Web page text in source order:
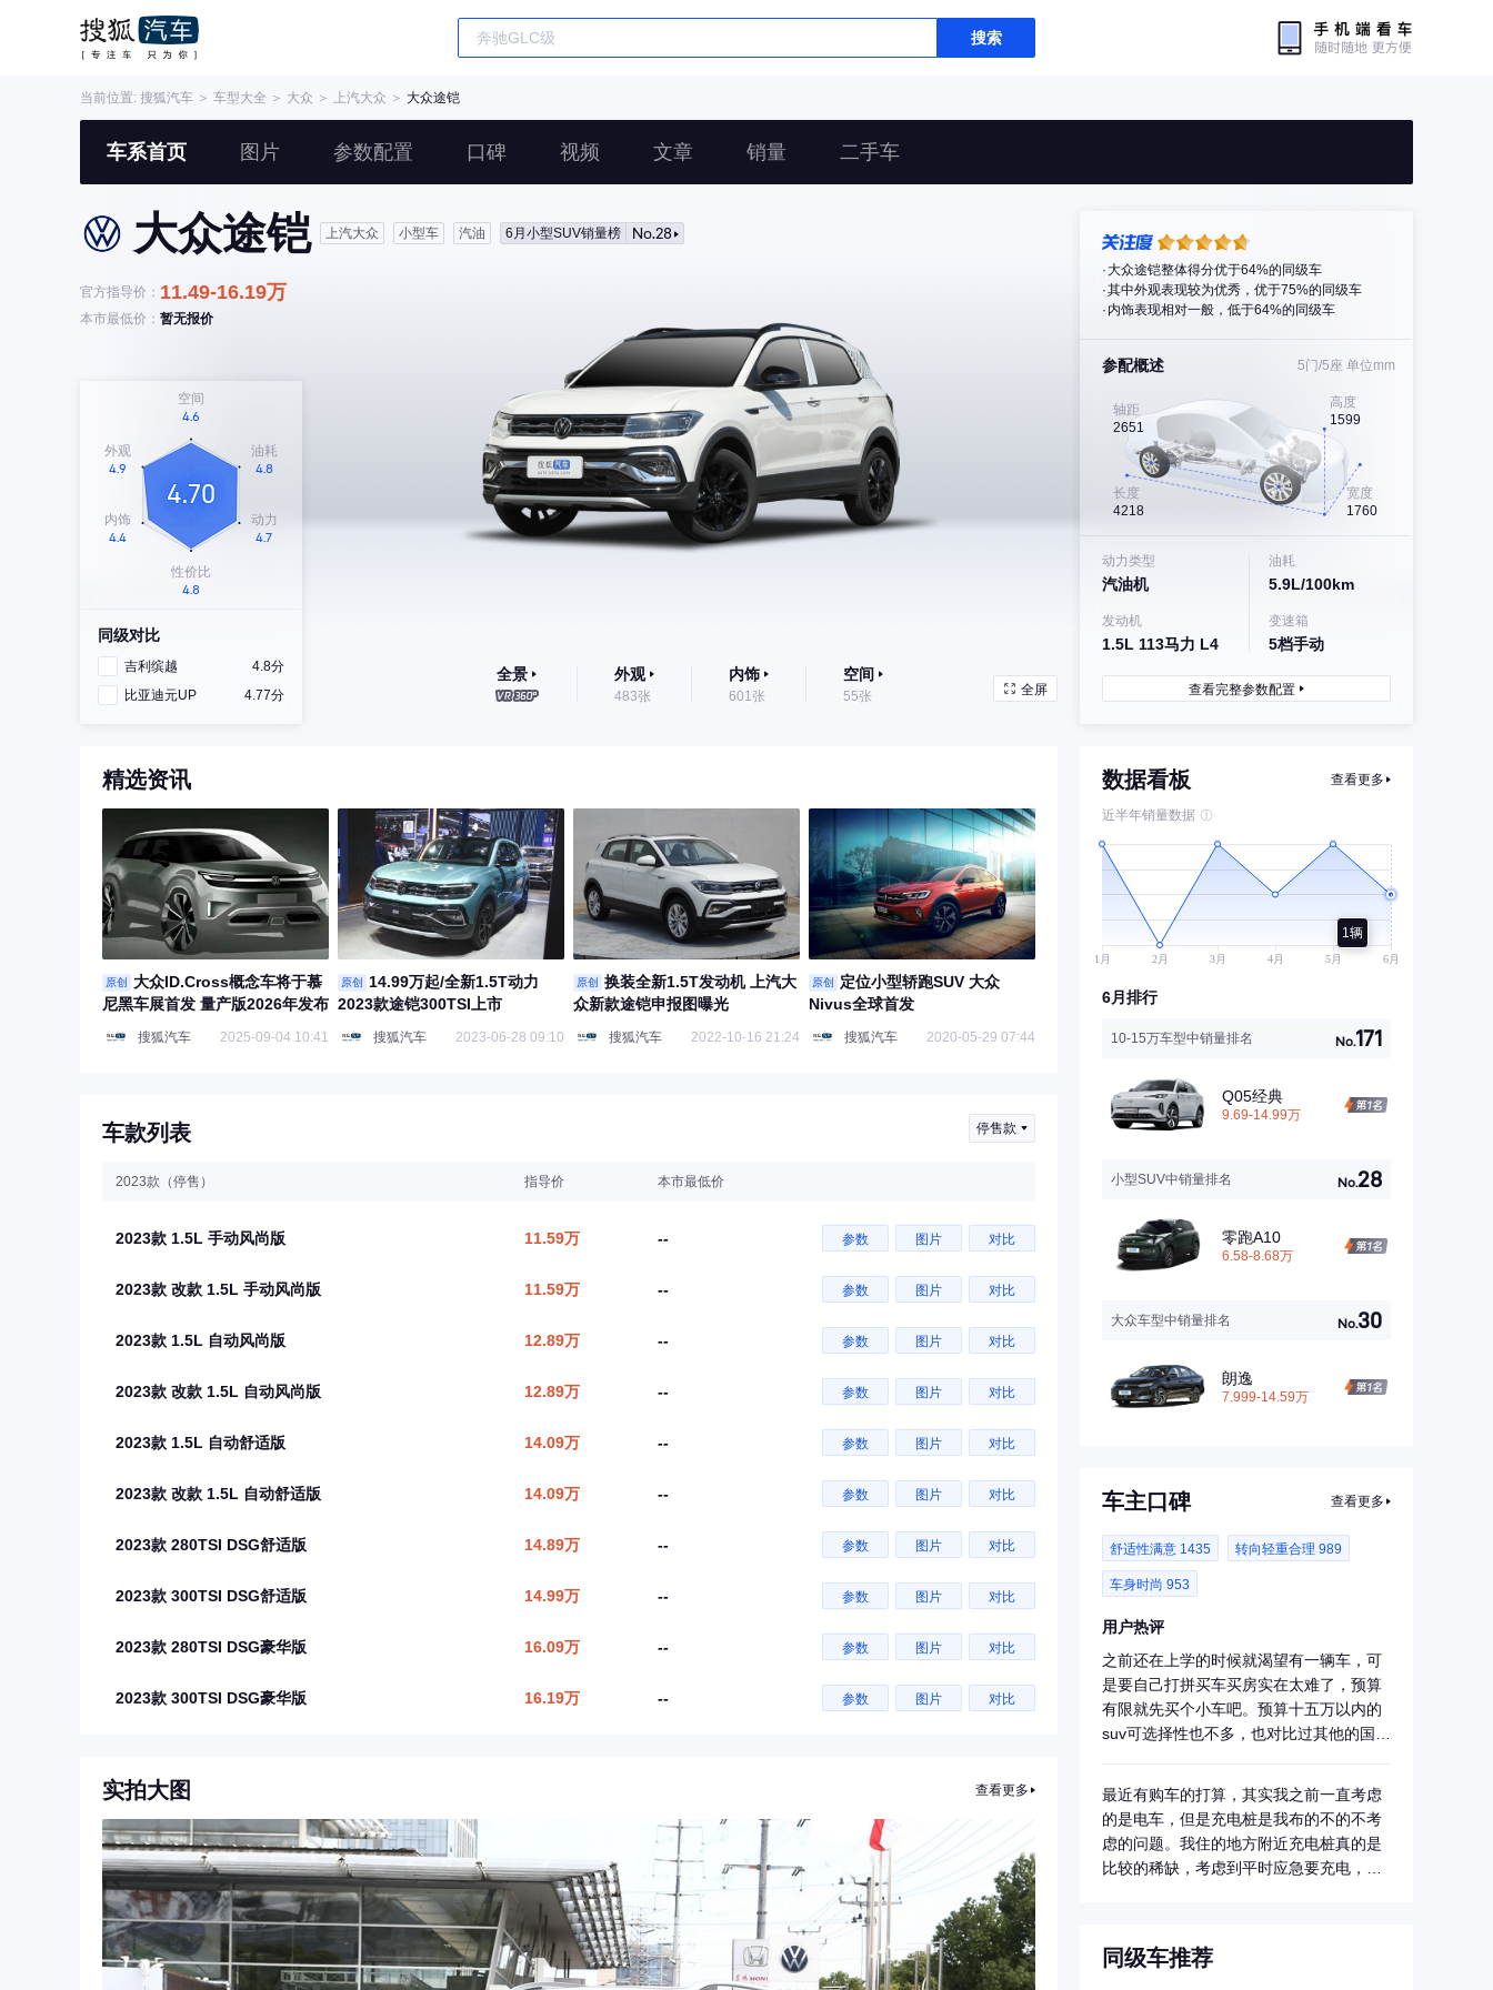
搜索
当前位置: 搜狐汽车 ＞ 车型大全 ＞ 大众 ＞ 上汽大众 ＞ 大众途铠
车系首页 图片 参数配置 口碑 视频 文章 销量 二手车
大众途铠 上汽大众 小型车 汽油 6月小型SUV销量榜 No.28
官方指导价： 11.49-16.19万
本市最低价： 暂无报价
同级对比
吉利缤越
4.8分
比亚迪元UP
4.77分
全景 外观
483张
内饰
601张
空间
55张 全屏
大众途铠整体得分优于64%的同级车
其中外观表现较为优秀，优于75%的同级车
内饰表现相对一般，低于64%的同级车
参配概述 5门/5座 单位mm
轴距
2651
高度
1599
长度
4218
宽度
1760
动力类型
汽油机
油耗
5.9L/100km
发动机
1.5L 113马力 L4
变速箱
5档手动
查看完整参数配置
精选资讯
原创
大众ID.Cross概念车将于慕
尼黑车展首发 量产版2026年发布
搜狐汽车 2025-09-04 10:41
原创
14.99万起/全新1.5T动力
2023款途铠300TSI上市
搜狐汽车 2023-06-28 09:10
原创
换装全新1.5T发动机 上汽大
众新款途铠申报图曝光
搜狐汽车 2022-10-16 21:24
原创
定位小型轿跑SUV 大众
Nivus全球首发
搜狐汽车 2020-05-29 07:44
车款列表 停售款
2023款（停售） 指导价 本市最低价
2023款 1.5L 手动风尚版 11.59万 -- 参数 图片 对比
2023款 改款 1.5L 手动风尚版 11.59万 -- 参数 图片 对比
2023款 1.5L 自动风尚版 12.89万 -- 参数 图片 对比
2023款 改款 1.5L 自动风尚版 12.89万 -- 参数 图片 对比
2023款 1.5L 自动舒适版 14.09万 -- 参数 图片 对比
2023款 改款 1.5L 自动舒适版 14.09万 -- 参数 图片 对比
2023款 280TSI DSG舒适版 14.89万 -- 参数 图片 对比
2023款 300TSI DSG舒适版 14.99万 -- 参数 图片 对比
2023款 280TSI DSG豪华版 16.09万 -- 参数 图片 对比
2023款 300TSI DSG豪华版 16.19万 -- 参数 图片 对比
实拍大图 查看更多
数据看板 查看更多
近半年销量数据
1辆
6月排行
10-15万车型中销量排名 No.171
Q05经典
9.69-14.99万
小型SUV中销量排名 No.28
零跑A10
6.58-8.68万
大众车型中销量排名 No.30
朗逸
7.999-14.59万
车主口碑 查看更多
舒适性满意 1435 转向轻重合理 989
车身时尚 953
用户热评
之前还在上学的时候就渴望有一辆车，可
是要自己打拼买车买房实在太难了，预算
有限就先买个小车吧。预算十五万以内的
suv可选择性也不多，也对比过其他的国产
最近有购车的打算，其实我之前一直考虑
的是电车，但是充电桩是我布的不的不考
虑的问题。我住的地方附近充电桩真的是
比较的稀缺，考虑到平时应急要充电，每
同级车推荐